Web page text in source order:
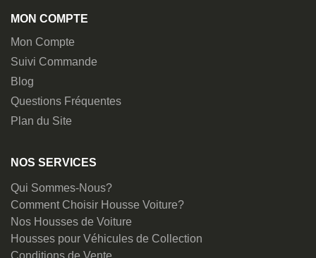
MON COMPTE
Mon Compte
Suivi Commande
Blog
Questions Fréquentes
Plan du Site
NOS SERVICES
Qui Sommes-Nous?
Comment Choisir Housse Voiture?
Nos Housses de Voiture
Housses pour Véhicules de Collection